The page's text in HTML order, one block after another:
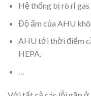
Hệ thống bị rò rỉ gas
Độ ẩm của AHU
AHU tới thời điểm
HEPA.
…